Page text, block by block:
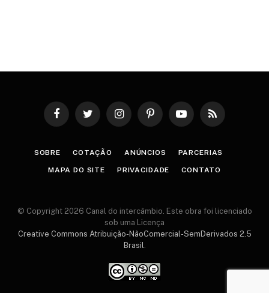
FacebookTwitter InstagramPinterestYouTubeRSS
SOBRE COTAÇÃO ANÚNCIOS PARCERIAS
MAPA DO SITE PRIVACIDADE CONTATO
© Copyright 2026 Canal do intercâmbio. Este obra foi licenciado
sob uma Licença
Creative Commons Atribuição-NãoComercial-SemDerivados 2.5
Brasil.